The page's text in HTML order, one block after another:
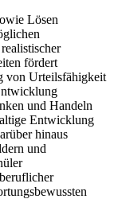
Lösen
fördert
von Urteilsfähigkeit
und Handeln
Entwicklung
hinaus
und